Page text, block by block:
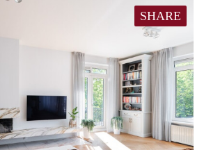
SHARE